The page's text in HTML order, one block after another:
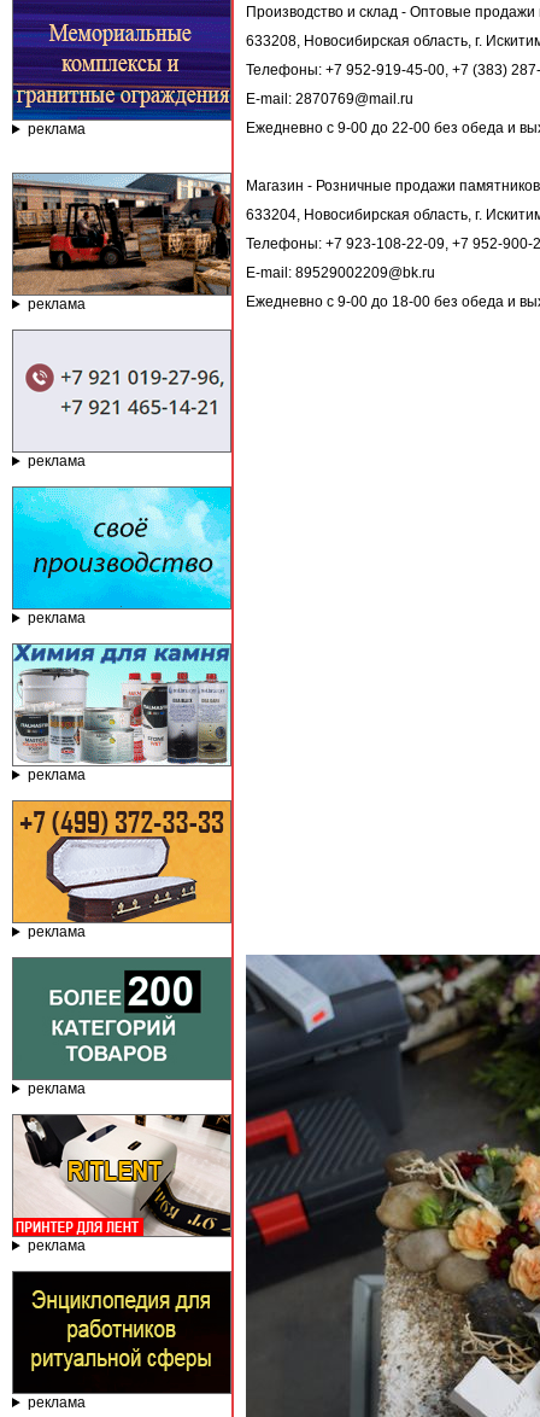
реклама
реклама
реклама
реклама
реклама
реклама
реклама
реклама
реклама
Производство и склад - Оптовые продажи
633208, Новосибирская область, г.
Телефоны: +7 952-919-45-00, +7 (383)
E-mail: 2870769@mail.ru
Ежедневно с 9-00 до 22-00 без обеда и
Магазин - Розничные продажи
633204, Новосибирская область, г.
Телефоны: +7 923-108-22-09, +7 952-900-
E-mail: 89529002209@bk.ru
Ежедневно с 9-00 до 18-00 без обеда и